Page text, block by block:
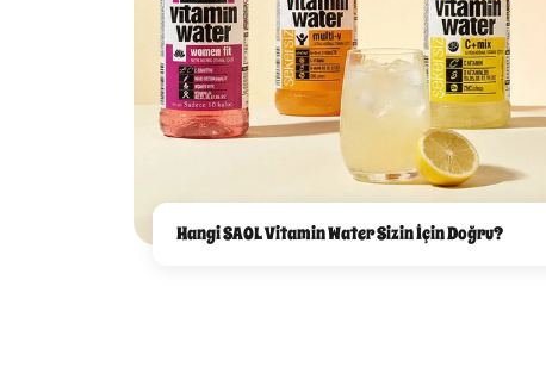
Hangi SAOL Vitamin Water Sizin İçin Doğru?